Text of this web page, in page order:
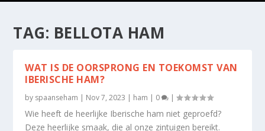
TAG: BELLOTA HAM
WAT IS DE OORSPRONG EN TOEKOMST VAN
IBERISCHE HAM?
by spaanseham | Nov 7, 2023 | ham | 0 |
Wie heeft de heerlijke Iberische ham niet geproefd?
Deze heerlijke smaak, die al onze zintuigen bereikt.